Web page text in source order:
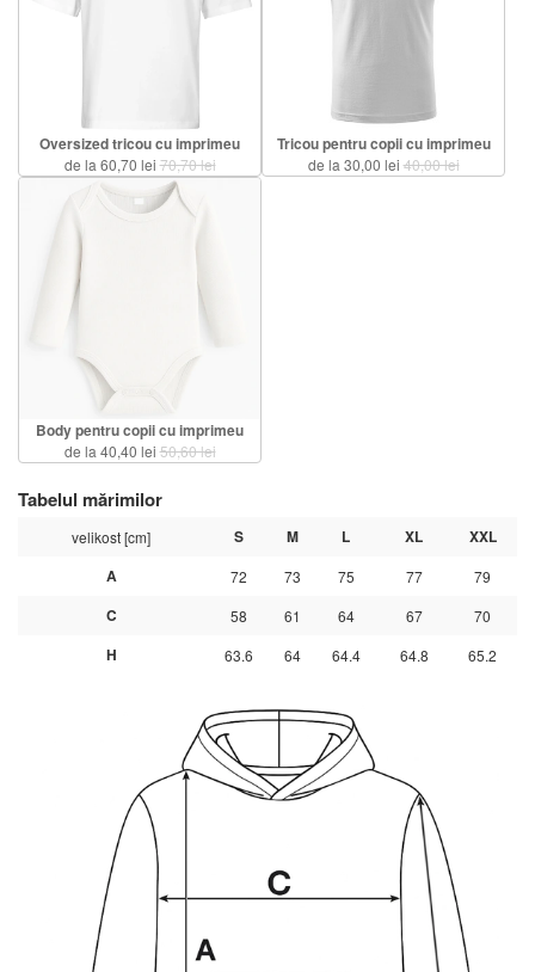
Oversized tricou cu imprimeu
de la 60,70 lei70,70 lei
Tricou pentru copii cu imprimeu
de la 30,00 lei40,00 lei
Body pentru copii cu imprimeu
de la 40,40 lei50,60 lei
Tabelul mărimilor
velikost [cm] S M L XL
XXL
A
72 73 75 77 79
C 58 61 64 67 70
H 63.6 64 64.4 64.8 65.2